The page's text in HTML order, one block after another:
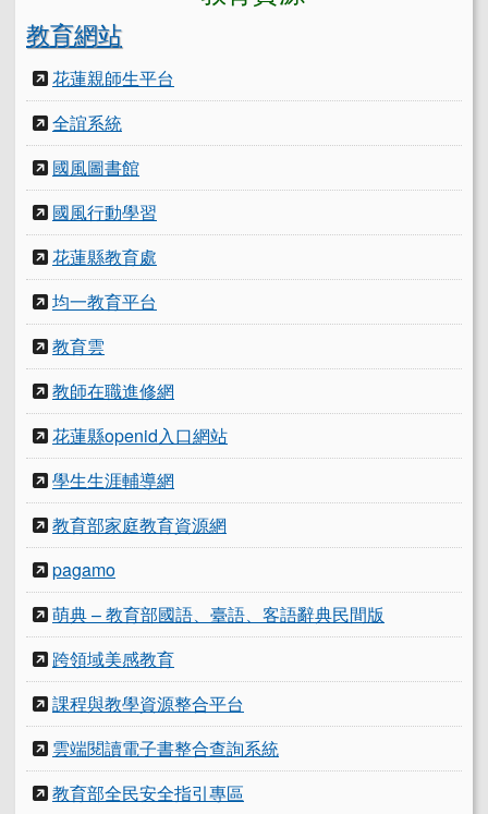
教育網站
花蓮親師生平台
全誼系統
國風圖書館
國風行動學習
花蓮縣教育處
均一教育平台
教育雲
教師在職進修網
花蓮縣openid入口網站
學生生涯輔導網
教育部家庭教育資源網
pagamo
萌典 – 教育部國語、臺語、客語辭典民間版
跨領域美感教育
課程與教學資源整合平台
雲端閱讀電子書整合查詢系統
教育部全民安全指引專區